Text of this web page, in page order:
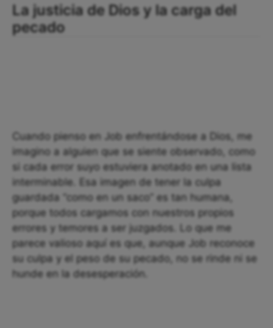
La justicia de Dios y la carga del
pecado
Cuando pienso en Job enfrentándose a Dios, me
imagino a alguien que se siente observado, como
si cada error suyo estuviera anotado en una lista
interminable. Esa imagen de tener la culpa
guardada “como en un saco” es tan humana,
porque todos cargamos con nuestros propios
errores y temores a ser juzgados. Lo que me
parece valioso aquí es que, aunque Job reconoce
su culpa y el peso de su pecado, no se rinde ni se
hunde en la desesperación.